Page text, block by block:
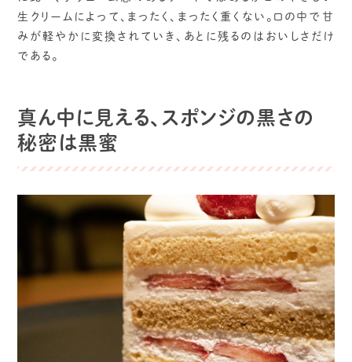
生クリームによって、まったく、まったく重くない。口の中で甘
みが軽やかに変換されていき、あとに残るのはおいしさだけ
である。
真ん中に見える、スポンジの黒さの
秘密は黒蜜